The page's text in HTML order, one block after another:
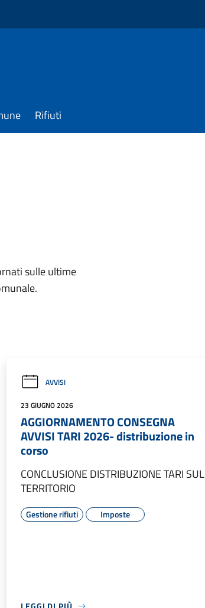
Rifiuti
sulle ultime
AVVISI
23 GIUGNO 2026
AGGIORNAMENTO CONSEGNA
AVVISI TARI 2026- distribuzione in
corso
CONCLUSIONE DISTRIBUZIONE TARI SUL
TERRITORIO
Gestione rifiuti Imposte